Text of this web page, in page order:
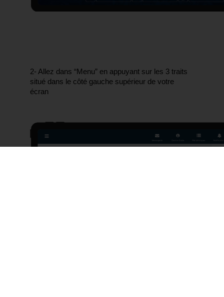
2- Allez dans “Menu” en appuyant sur les 3 traits
situé dans le côté gauche supérieur de votre
écran